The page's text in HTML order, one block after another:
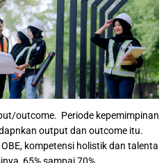
outcome. Periode kepemimpinan
output dan outcome itu.
kompetensi holistik dan talenta
65% sampai 70%.